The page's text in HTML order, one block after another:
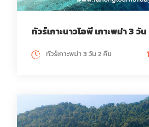
ทัวร์เกาะนาวโอพี เกาะพม่า 3 วั
ทัวร์เกาะพม่า 3 วัน 2 คืน